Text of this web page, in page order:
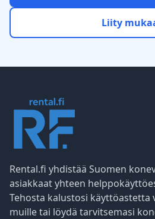
Liity
Rental.fi yhdistää Suomen
asiakkaat yhteen
Tehosta kalustosi käyttöastetta
muille tai löydä tarvitsemasi